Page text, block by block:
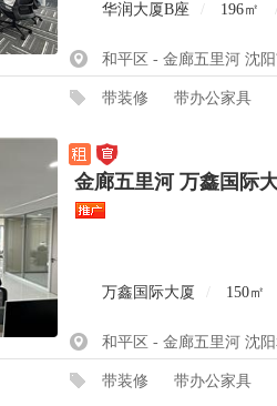
华润大厦B座 / 196㎡
和平区 - 金廊五里河 沈
带装修 带办公家具
金廊五里河 万鑫国际
万鑫国际大厦 / 150㎡
和平区 - 金廊五里河 沈
带装修 带办公家具